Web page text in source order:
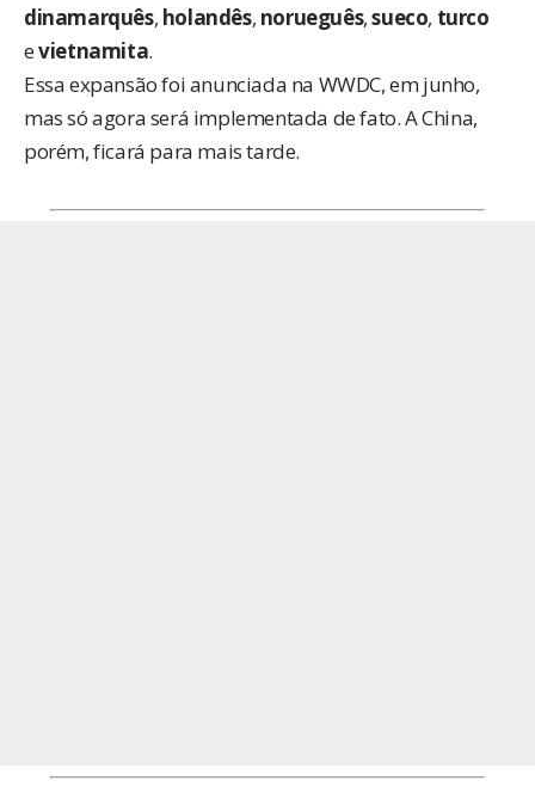
dinamarquês, holandês, norueguês,sueco, turco
evietnamita.
Essa expansão foi anunciada na WWDC, em junho,
mas só agora será implementada de fato. A China,
porém, ficará para mais tarde.